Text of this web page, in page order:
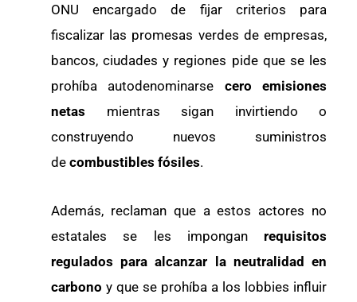
ONU encargado de fijar criterios para
fiscalizar las promesas verdes de empresas,
bancos, ciudades y regiones pide que se les
prohíba autodenominarse cero emisiones
netas mientras sigan invirtiendo o
construyendo nuevos suministros
de combustibles fósiles.
Además, reclaman que a estos actores no
estatales se les impongan requisitos
regulados para alcanzar la neutralidad en
carbono y que se prohíba a los lobbies influir